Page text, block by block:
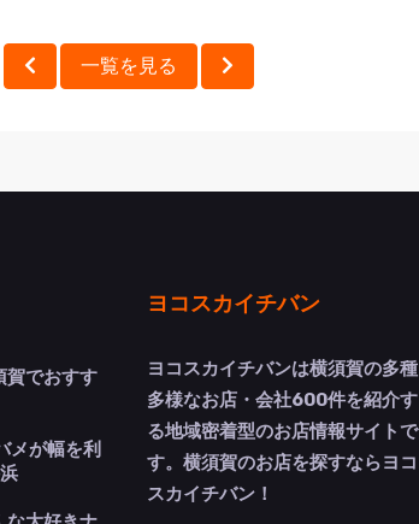
一覧を見る
賀でおすす
メが幅を利
ヨコスカイチバン
ヨコスカイチバンは横須賀の多種
多様なお店・会社600件を紹介す
る地域密着型のお店情報サイトで
す。横須賀のお店を探すならヨコ
スカイチバン！